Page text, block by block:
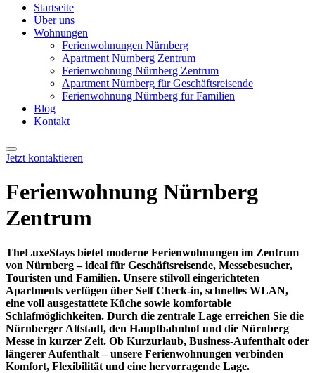
Startseite
Über uns
Wohnungen
Ferienwohnungen Nürnberg
Apartment Nürnberg Zentrum
Ferienwohnung Nürnberg Zentrum
Apartment Nürnberg für Geschäftsreisende
Ferienwohnung Nürnberg für Familien
Blog
Kontakt
Jetzt kontaktieren
Ferienwohnung Nürnberg
Zentrum
TheLuxeStays bietet moderne Ferienwohnungen im Zentrum
von Nürnberg – ideal für Geschäftsreisende, Messebesucher,
Touristen und Familien. Unsere stilvoll eingerichteten
Apartments verfügen über Self Check-in, schnelles WLAN,
eine voll ausgestattete Küche sowie komfortable
Schlafmöglichkeiten. Durch die zentrale Lage erreichen Sie die
Nürnberger Altstadt, den Hauptbahnhof und die Nürnberg
Messe in kurzer Zeit. Ob Kurzurlaub, Business-Aufenthalt oder
längerer Aufenthalt – unsere Ferienwohnungen verbinden
Komfort, Flexibilität und eine hervorragende Lage.